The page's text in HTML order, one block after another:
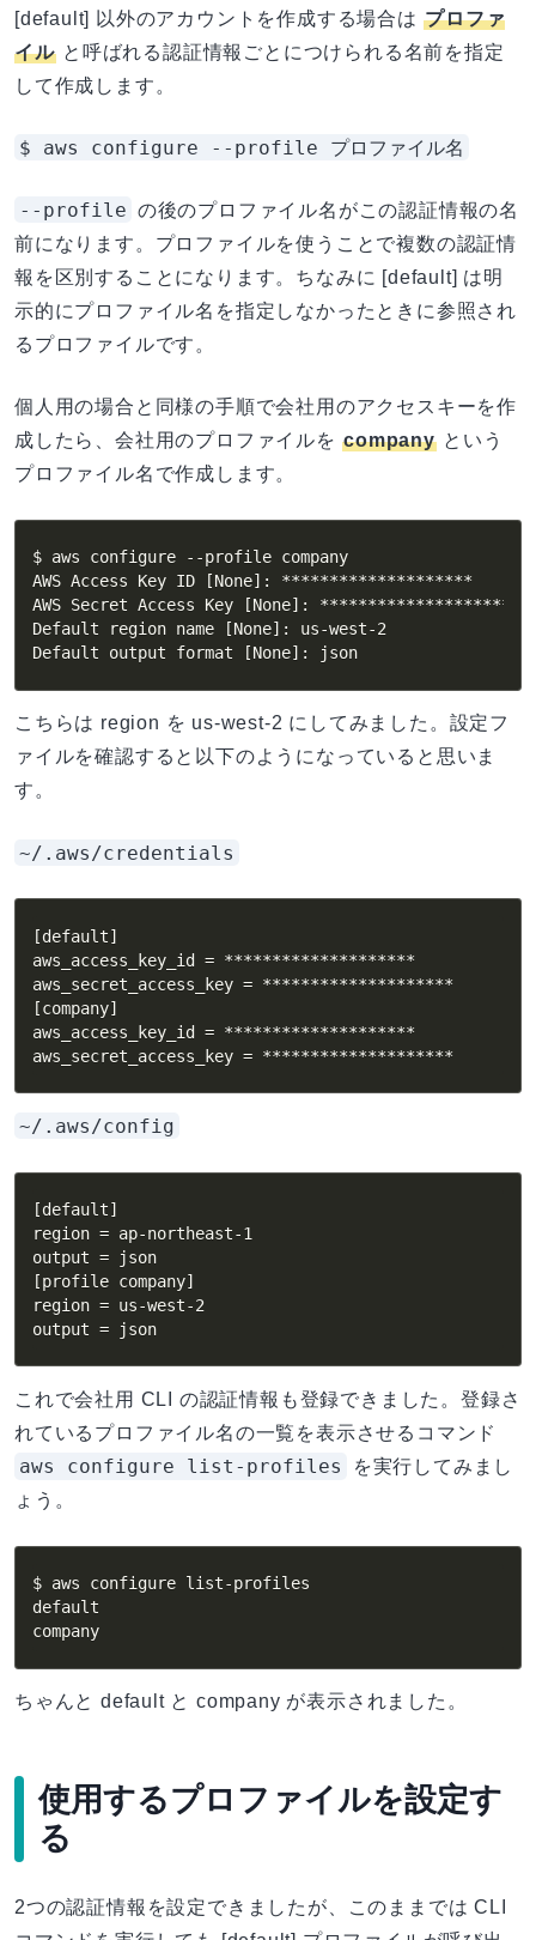
[default] 以外のアカウントを作成する場合は プロファ
イル と呼ばれる認証情報ごとにつけられる名前を指定
して作成します。
$ aws configure --profile プロファイル名
--profile の後のプロファイル名がこの認証情報の名
前になります。プロファイルを使うことで複数の認証情
報を区別することになります。ちなみに [default] は明
示的にプロファイル名を指定しなかったときに参照され
るプロファイルです。
個人用の場合と同様の手順で会社用のアクセスキーを作
成したら、会社用のプロファイルを company という
プロファイル名で作成します。
$ aws configure --profile company
AWS Access Key ID [None]: ********************
AWS Secret Access Key [None]: ********************
Default region name [None]: us-west-2
Default output format [None]: json
こちらは region を us-west-2 にしてみました。設定フ
ァイルを確認すると以下のようになっていると思いま
す。
~/.aws/credentials
[default]
aws_access_key_id = ********************
aws_secret_access_key = ********************
[company]
aws_access_key_id = ********************
aws_secret_access_key = ********************
~/.aws/config
[default]
region = ap-northeast-1
output = json
[profile company]
region = us-west-2
output = json
これで会社用 CLI の認証情報も登録できました。登録さ
れているプロファイル名の一覧を表示させるコマンド
aws configure list-profiles
を実行してみまし
ょう。
$ aws configure list-profiles
default
company
ちゃんと default と company が表示されました。
使用するプロファイルを設定す
る
2つの認証情報を設定できましたが、このままでは CLI